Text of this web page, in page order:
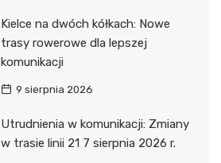
Kielce na dwóch kółkach: Nowe
trasy rowerowe dla lepszej
komunikacji
9 sierpnia 2026
Utrudnienia w komunikacji: Zmiany
w trasie linii 21 7 sierpnia 2026 r.